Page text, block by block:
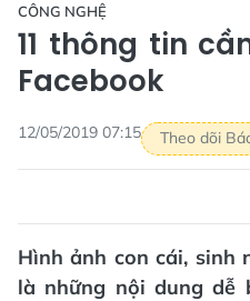
CÔNG NGHỆ
11 thông tin
Facebook
12/05/2019 07:15 Theo dõi
Hình ảnh con cái, sinh
là những nội dung dễ